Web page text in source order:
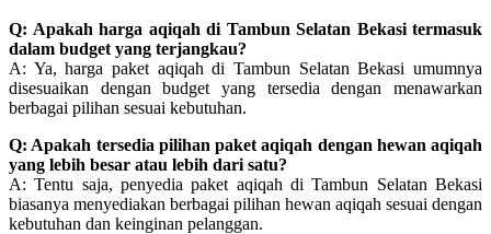
Q: Apakah harga aqiqah di Tambun Selatan Bekasi termasuk
dalam budget yang terjangkau?
A: Ya, harga paket aqiqah di Tambun Selatan Bekasi umumnya
disesuaikan dengan budget yang tersedia dengan menawarkan
berbagai pilihan sesuai kebutuhan.
Q: Apakah tersedia pilihan paket aqiqah dengan hewan aqiqah
yang lebih besar atau lebih dari satu?
A: Tentu saja, penyedia paket aqiqah di Tambun Selatan Bekasi
biasanya menyediakan berbagai pilihan hewan aqiqah sesuai dengan
kebutuhan dan keinginan pelanggan.